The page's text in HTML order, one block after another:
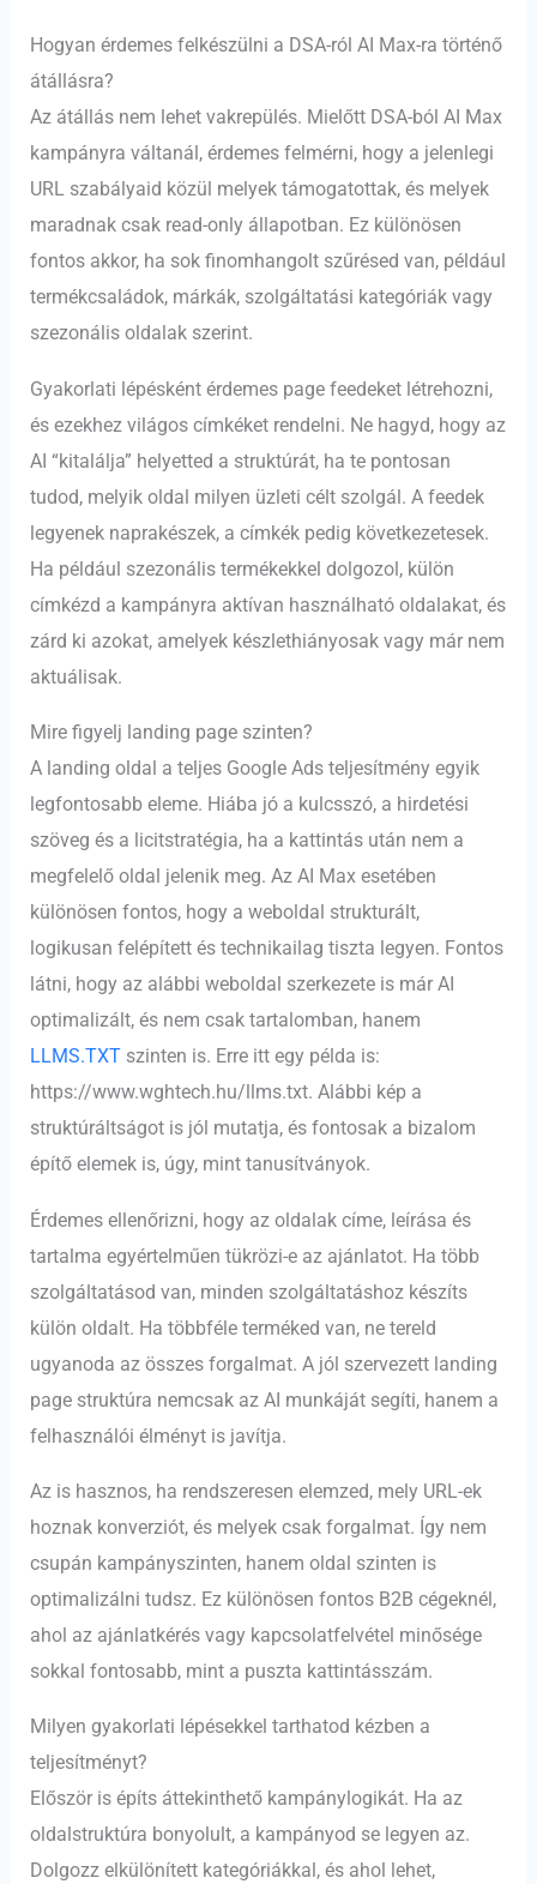
Hogyan érdemes felkészülni a DSA-ról AI Max-ra történő
átállásra?
Az átállás nem lehet vakrepülés. Mielőtt DSA-ból AI Max
kampányra váltanál, érdemes felmérni, hogy a jelenlegi
URL szabályaid közül melyek támogatottak, és melyek
maradnak csak read-only állapotban. Ez különösen
fontos akkor, ha sok finomhangolt szűrésed van, például
termékcsaládok, márkák, szolgáltatási kategóriák vagy
szezonális oldalak szerint.
Gyakorlati lépésként érdemes page feedeket létrehozni,
és ezekhez világos címkéket rendelni. Ne hagyd, hogy az
AI “kitalálja” helyetted a struktúrát, ha te pontosan
tudod, melyik oldal milyen üzleti célt szolgál. A feedek
legyenek naprakészek, a címkék pedig következetesek.
Ha például szezonális termékekkel dolgozol, külön
címkézd a kampányra aktívan használható oldalakat, és
zárd ki azokat, amelyek készlethiányosak vagy már nem
aktuálisak.
Mire figyelj landing page szinten?
A landing oldal a teljes Google Ads teljesítmény egyik
legfontosabb eleme. Hiába jó a kulcsszó, a hirdetési
szöveg és a licitstratégia, ha a kattintás után nem a
megfelelő oldal jelenik meg. Az AI Max esetében
különösen fontos, hogy a weboldal strukturált,
logikusan felépített és technikailag tiszta legyen. Fontos
látni, hogy az alábbi weboldal szerkezete is már AI
optimalizált, és nem csak tartalomban, hanem
LLMS.TXT szinten is. Erre itt egy példa is:
https://www.wghtech.hu/llms.txt. Alábbi kép a
struktúráltságot is jól mutatja, és fontosak a bizalom
építő elemek is, úgy, mint tanusítványok.
Érdemes ellenőrizni, hogy az oldalak címe, leírása és
tartalma egyértelműen tükrözi-e az ajánlatot. Ha több
szolgáltatásod van, minden szolgáltatáshoz készíts
külön oldalt. Ha többféle terméked van, ne tereld
ugyanoda az összes forgalmat. A jól szervezett landing
page struktúra nemcsak az AI munkáját segíti, hanem a
felhasználói élményt is javítja.
Az is hasznos, ha rendszeresen elemzed, mely URL-ek
hoznak konverziót, és melyek csak forgalmat. Így nem
csupán kampányszinten, hanem oldal szinten is
optimalizálni tudsz. Ez különösen fontos B2B cégeknél,
ahol az ajánlatkérés vagy kapcsolatfelvétel minősége
sokkal fontosabb, mint a puszta kattintásszám.
Milyen gyakorlati lépésekkel tarthatod kézben a
teljesítményt?
Először is építs áttekinthető kampánylogikát. Ha az
oldalstruktúra bonyolult, a kampányod se legyen az.
Dolgozz elkülönített kategóriákkal, és ahol lehet,